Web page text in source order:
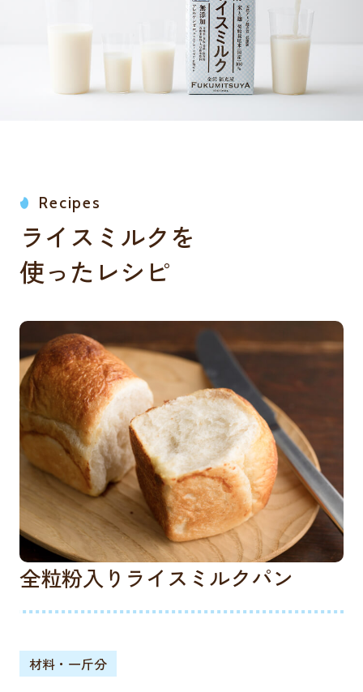
Recipes
ライスミルクを
使ったレシピ
全粒粉入りライスミルクパン
材料・一斤分